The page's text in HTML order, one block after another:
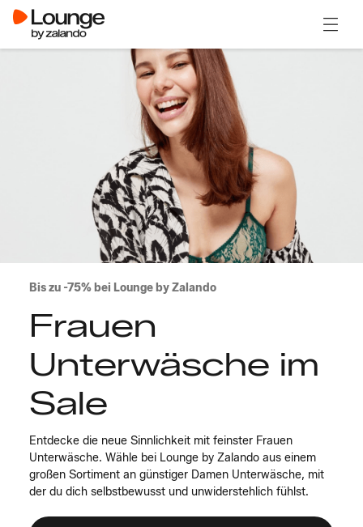
Bis zu -75% bei Lounge by Zalando
Frauen
Unterwäsche im
Sale
Entdecke die neue Sinnlichkeit mit feinster Frauen
Unterwäsche. Wähle bei Lounge by Zalando aus einem
großen Sortiment an günstiger Damen Unterwäsche, mit
der du dich selbstbewusst und unwiderstehlich fühlst.